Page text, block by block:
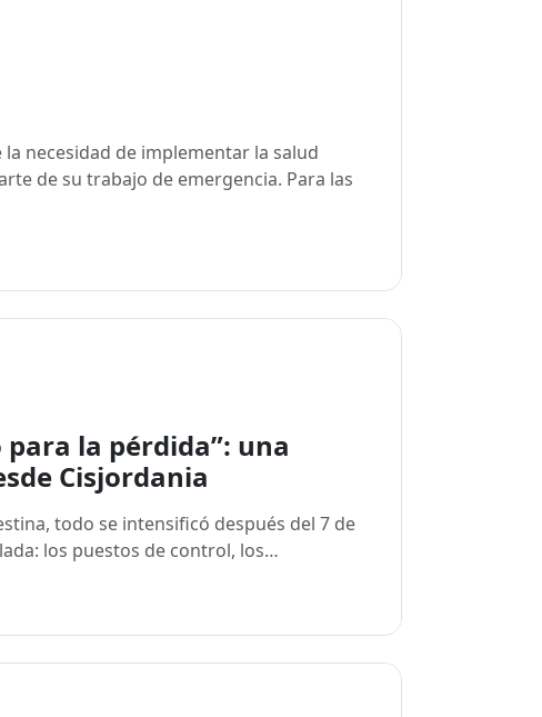
necesidad de implementar la salud
de su trabajo de emergencia. Para las
la pérdida”: una
Cisjordania
todo se intensificó después del 7 de
los puestos de control, los…